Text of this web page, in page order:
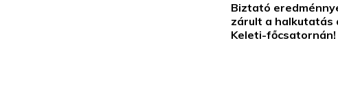
Biztató
zárult a halkutatás
Keleti-főcsatornán!